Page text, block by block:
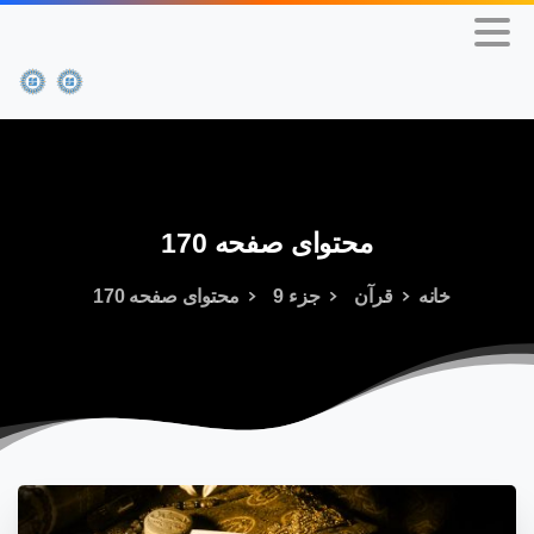
محتوای صفحه 170
خانه قرآن جزء 9 محتوای صفحه 170